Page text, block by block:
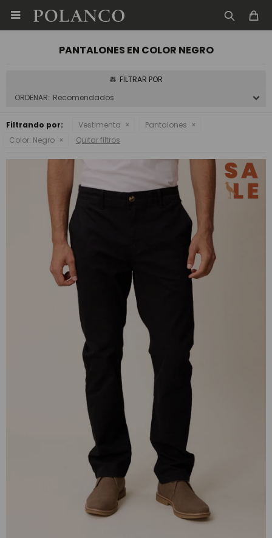

PANTALONES EN COLOR NEGRO
Recomendados
Filtrando por: Vestimenta
Pantalones
Color: Negro Quitar filtros